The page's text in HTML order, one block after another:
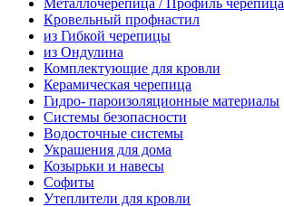
Металлочерепица / Профиль черепица
Кровельный профнастил
из Гибкой черепицы
из Ондулина
Комплектующие для кровли
Керамическая черепица
Гидро- пароизоляционные материалы
Системы безопасности
Водосточные системы
Украшения для дома
Козырьки и навесы
Софиты
Утеплители для кровли